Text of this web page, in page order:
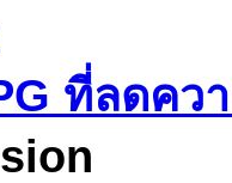
ที่ลดคว